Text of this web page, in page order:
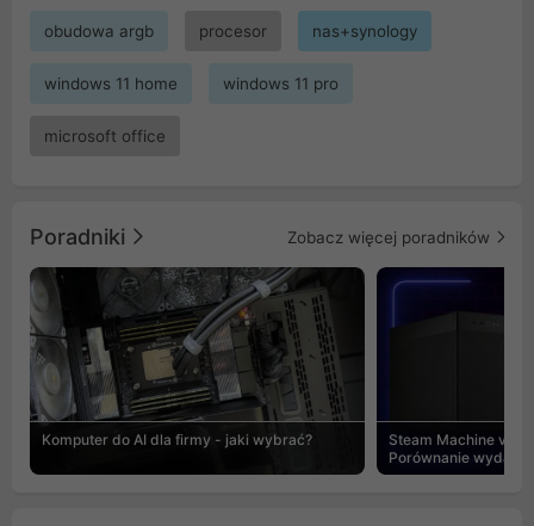
obudowa argb procesor nas+synology
windows 11 home windows 11 pro
microsoft office
Poradniki Zobacz więcej poradników
Komputer do AI dla firmy - jaki wybrać?
Steam Machine vs
Porównanie